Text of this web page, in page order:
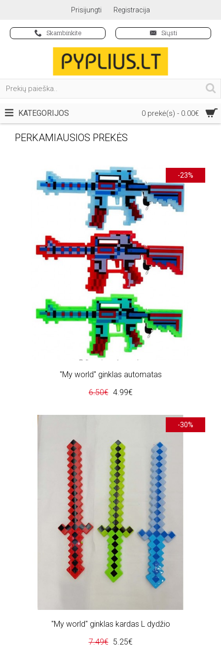
Prisijungti Registracija
Skambinkite Siųsti
0 prekė(s) - 0.00€
KATEGORIJOS
PERKAMIAUSIOS PREKĖS
-23%
"My world" ginklas automatas
6.50€ 4.99€
-30%
"My world" ginklas kardas L dydžio
7.49€ 5.25€